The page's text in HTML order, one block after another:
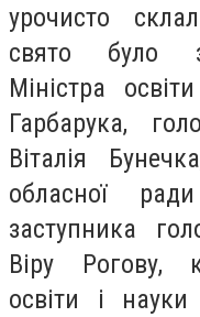
урочисто
свято було
Міністра
Гарбарука,
Віталія
обласної
заступника
Віру Рогову,
освіти і